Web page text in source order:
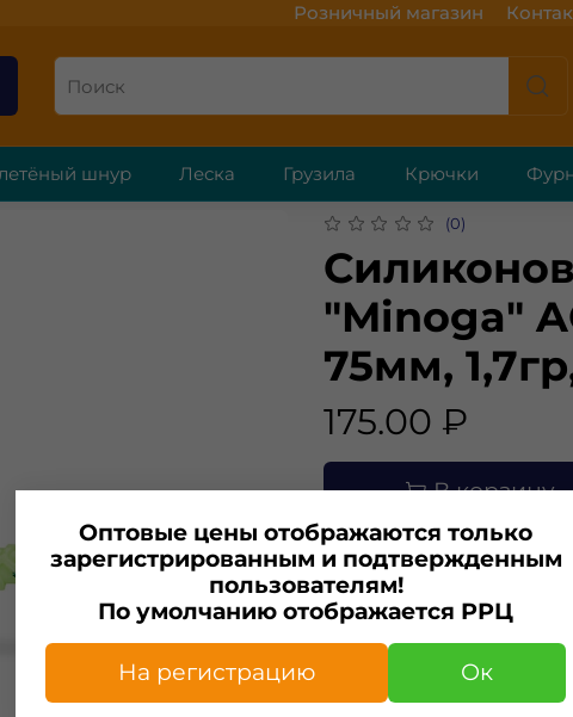
Розничный магазин
шнур Леска Грузила Крючки
(0)
"Minoga"
75мм,
175.00 ₽
В корзину
Характеристики
Изготовитель
ИП Капелька А.С.
Оптовые цены отображаются только
зарегистрированным и подтвержденным
пользователям!
По умолчанию отображается РРЦ
На регистрацию Ок